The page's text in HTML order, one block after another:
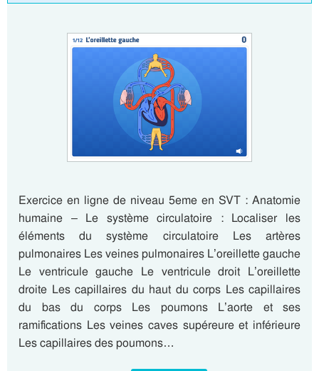
Exercice en ligne de niveau 5eme en SVT : Anatomie
humaine – Le système circulatoire : Localiser les
éléments du système circulatoire Les artères
pulmonaires Les veines pulmonaires L’oreillette gauche
Le ventricule gauche Le ventricule droit L’oreillette
droite Les capillaires du haut du corps Les capillaires
du bas du corps Les poumons L’aorte et ses
ramifications Les veines caves supéreure et inférieure
Les capillaires des poumons…